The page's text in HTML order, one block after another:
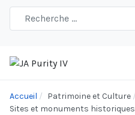
Accueil
Patrimoine et Culture
Sites et monuments historiques